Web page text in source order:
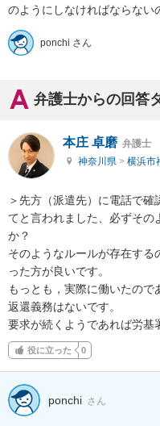
のようにしなければならない
ponchi さん
弁護士からの回答
本庄 卓磨 弁護士
神奈川県 > 横浜市
＞先方（派遣先）に電話で
てと言われました、必ずその
か？
そのようなルールが存在する
った方が良いです。
もっとも，実際に働いたので
返還義務はないです。
要求が続くようであれば労基
役に立った 0
ponchi さん